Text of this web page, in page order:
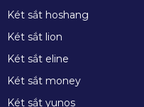
Két sắt hoshang
Két sắt lion
Két sắt eline
Két sắt money
Két sắt yunos